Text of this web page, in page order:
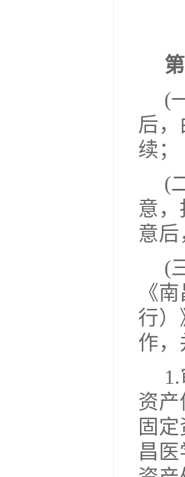
(
后
续；
(
意
意
(
《
行）
作，
资
固
昌